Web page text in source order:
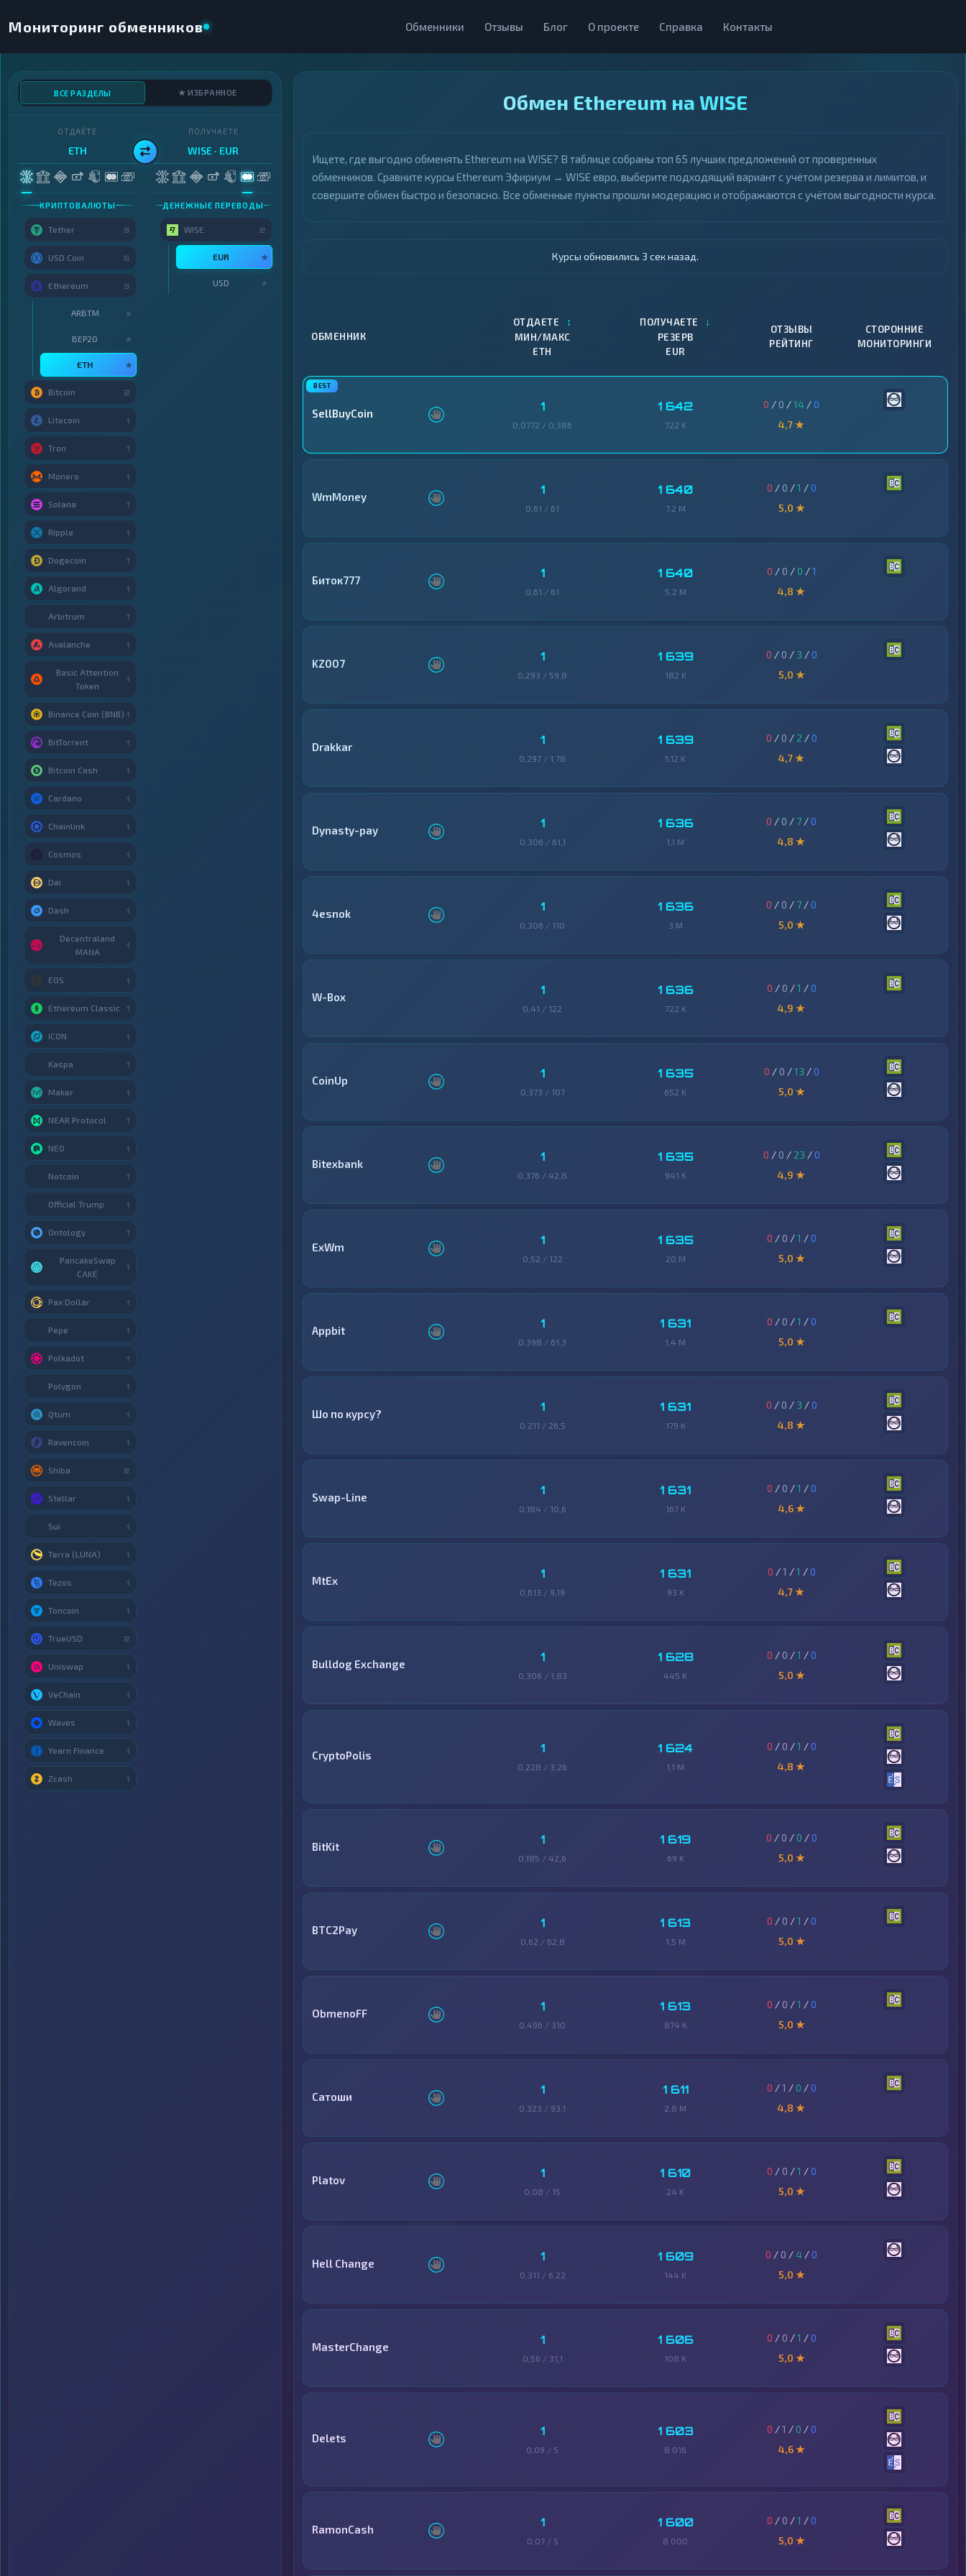
Мониторинг обменников Обменники Отзывы Блог О проекте Справка Контакты
Обмен Ethereum на WISE
Ищете, где выгодно обменять Ethereum на WISE? В таблице собраны топ 65 лучших предложений от проверенных
обменников. Сравните курсы Ethereum Эфириум → WISE евро, выберите подходящий вариант с учётом резерва и лимитов, и
совершите обмен быстро и безопасно. Все обменные пункты прошли модерацию и отображаются с учётом выгодности курса.
Курсы обновились 4 сек назад.
ОБМЕННИК
ОТДАЕТЕ ↕
МИН/МАКС
ETH
ПОЛУЧАЕТЕ ↓
РЕЗЕРВ
EUR
ОТЗЫВЫ
РЕЙТИНГ
СТОРОННИЕ
МОНИТОРИНГИ
SellBuyCoin 1
0,0772 / 0,386
1 642
722 K
0 / 0 /14 /0
4,7 ★
WmMoney 1
0,61 / 61
1 640
7,2 M
0 / 0 /1 /0
5,0 ★
Биток777 1
0,61 / 61
1 640
5,2 M
0 / 0 / 0 /1
4,8 ★
KZ007 1
0,293 / 59,8
1 639
182 K
0 / 0 / 3 /0
5,0 ★
Drakkar 1
0,297 / 1,78
1 639
512 K
0 / 0 / 2 /0
4,7 ★
Dynasty-pay 1
0,306 / 61,1
1 636
1,1 M
0 / 0 / 7 /0
4,8 ★
4esnok 1
0,306 / 110
1 636
3 M
0 / 0 / 7 /0
5,0 ★
W-Box 1
0,41 / 122
1 636
722 K
0 / 0 /1 /0
4,9 ★
CoinUp 1
0,373 / 107
1 635
652 K
0 / 0 /13 /0
5,0 ★
Bitexbank 1
0,376 / 42,8
1 635
941 K
0 / 0 / 23 /0
4,9 ★
ExWm 1
0,52 / 122
1 635
20 M
0 / 0 /1 /0
5,0 ★
Appbit 1
0,398 / 61,3
1 631
1,4 M
0 / 0 /1 /0
5,0 ★
Шо по курсу? 1
0,211 / 26,5
1 631
179 K
0 / 0 / 3 /0
4,8 ★
Swap-Line 1
0,184 / 10,6
1 631
167 K
0 / 0 /1 /0
4,6 ★
MtEx 1
0,613 / 9,19
1 631
93 K
0 /1 /1 /0
4,7 ★
Bulldog Exchange 1
0,306 / 1,83
1 628
445 K
0 / 0 /1 /0
5,0 ★
CryptoPolis 1
0,228 / 3,26
1 624
1,1 M
0 / 0 /1 /0
4,8 ★
BitKit 1
0,185 / 42,6
1 619
69 K
0 / 0 / 0 /0
5,0 ★
BTC2Pay 1
0,62 / 62,8
1 613
1,5 M
0 / 0 /1 /0
5,0 ★
ObmenoFF 1
0,496 / 310
1 613
874 K
0 / 0 /1 /0
5,0 ★
Сатоши 1
0,323 / 93,1
1 611
2,8 M
0 /1 / 0 /0
4,8 ★
Platov 1
0,08 / 15
1 610
24 K
0 / 0 /1 /0
5,0 ★
Hell Change 1
0,311 / 6,22
1 609
144 K
0 / 0 / 4 /0
5,0 ★
MasterChange 1
0,56 / 31,1
1 606
108 K
0 / 0 /1 /0
5,0 ★
Delets 1
0,09 / 5
1 603
8 016
0 /1 / 0 /0
4,6 ★
RamonCash 1
0,07 / 5
1 600
8 000
0 / 0 /1 /0
5,0 ★
ВСЕ РАЗДЕЛЫ ★ ИЗБРАННОЕ
ОТДАЁТЕ
ETH
КРИПТОВАЛЮТЫ
Tether 9
USD Coin 5
Ethereum 3
ARBTM ★
BEP20 ★
ETH ★
Bitcoin 2
Litecoin 1
Tron 1
Monero 1
Solana 1
Ripple 1
Dogecoin 1
Algorand 1
Arbitrum 1
Avalanche 1
Basic Attention
Token
1
Binance Coin (BNB) 1
BitTorrent 1
Bitcoin Cash 1
Cardano 1
Chainlink 1
Cosmos 1
Dai 1
Dash 1
Decentraland
MANA
1
EOS 1
Ethereum Classic 1
ICON 1
Kaspa 1
Maker 1
NEAR Protocol 1
NEO 1
Notcoin 1
Official Trump 1
Ontology 1
PancakeSwap
CAKE
1
Pax Dollar 1
Pepe 1
Polkadot 1
Polygon 1
Qtum 1
Ravencoin 1
Shiba 2
Stellar 1
Sui 1
Terra (LUNA) 1
Tezos 1
Toncoin 1
TrueUSD 2
Uniswap 1
VeChain 1
Waves 1
Yearn Finance 1
Zcash 1
ПОЛУЧАЕТЕ
WISE · EUR
ДЕНЕЖНЫЕ ПЕРЕВОДЫ
WISE 2
EUR ★
USD ★